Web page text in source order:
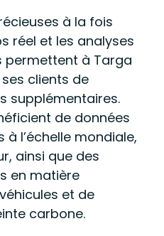
à la fois
réel et les analyses
permettent à Targa
clients de
supplémentaires.
de données
l’échelle mondiale,
ainsi que des
en matière
et de
carbone.